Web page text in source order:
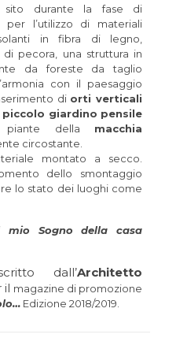
sito durante la fase di
l’utilizzo di materiali
in fibra di legno,
pecora, una struttura in
da foreste da taglio
con il paesaggio
di orti verticali
piccolo giardino pensile
piante della macchia
circostante.
montato a secco.
dello smontaggio
lo stato dei luoghi come
Sogno della casa
dall’Architetto
il magazine di promozione
Edizione 2018/2019.